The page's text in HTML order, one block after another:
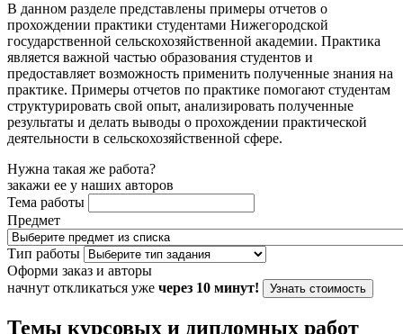
В данном разделе представлены примеры отчетов о
прохождении практики студентами Нижегородской
государственной сельскохозяйственной академии. Практика
является важной частью образования студентов и
предоставляет возможность применить полученные знания на
практике. Примеры отчетов по практике помогают студентам
структурировать свой опыт, анализировать полученные
результаты и делать выводы о прохождении практической
деятельности в сельскохозяйственной сфере.
Нужна такая же работа?
закажи ее у наших авторов
Тема работы
Предмет
Тип работы
Оформи заказ и авторы
начнут откликаться уже через 10 минут! Узнать стоимость
Темы курсовых и дипломных работ